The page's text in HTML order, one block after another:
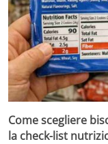
Come scegliere
la check-list